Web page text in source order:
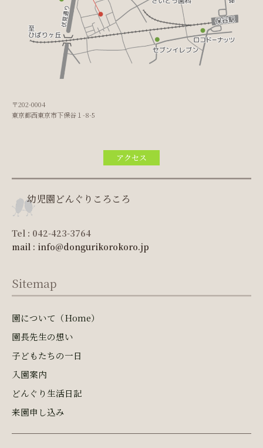
〒202-0004
東京都西東京市下保谷１-8-5
アクセス
幼児園どんぐりころころ
Tel : 042-423-3764
mail : info@dongurikorokoro.jp
Sitemap
園について（Home）
園長先生の想い
子どもたちの一日
入園案内
どんぐり生活日記
来園申し込み